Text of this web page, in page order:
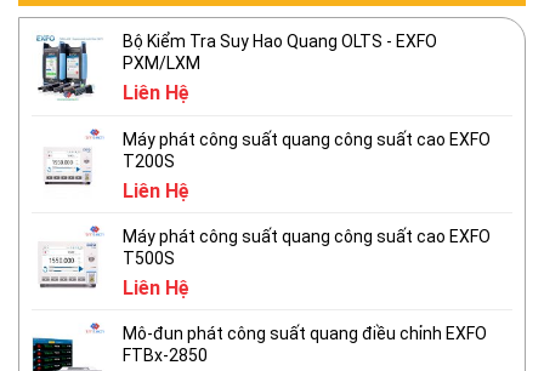
Bộ Kiểm Tra Suy Hao Quang OLTS - EXFO
PXM/LXM
Liên Hệ
Máy phát công suất quang công suất cao EXFO
T200S
Liên Hệ
Máy phát công suất quang công suất cao EXFO
T500S
Liên Hệ
Mô-đun phát công suất quang điều chỉnh EXFO
FTBx-2850